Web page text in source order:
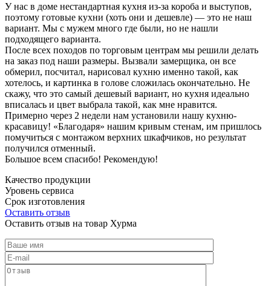
У нас в доме нестандартная кухня из-за короба и выступов,
поэтому готовые кухни (хоть они и дешевле) — это не наш
вариант. Мы с мужем много где были, но не нашли
подходящего варианта.
После всех походов по торговым центрам мы решили делать
на заказ под наши размеры. Вызвали замерщика, он все
обмерил, посчитал, нарисовал кухню именно такой, как
хотелось, и картинка в голове сложилась окончательно. Не
скажу, что это самый дешевый вариант, но кухня идеально
вписалась и цвет выбрала такой, как мне нравится.
Примерно через 2 недели нам установили нашу кухню-
красавицу! «Благодаря» нашим кривым стенам, им пришлось
помучиться с монтажом верхних шкафчиков, но результат
получился отменный.
Большое всем спасибо! Рекомендую!
Качество продукции
Уровень сервиса
Срок изготовления
Оставить отзыв
Оставить отзыв на товар Хурма